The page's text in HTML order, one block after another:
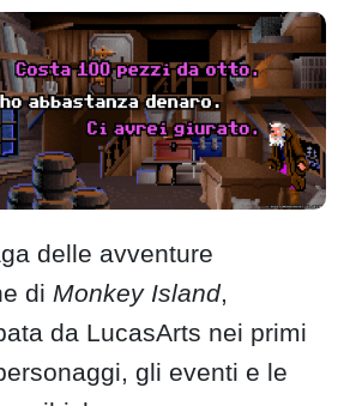
delle avventure
di Monkey Island,
da LucasArts nei primi
gli eventi e le